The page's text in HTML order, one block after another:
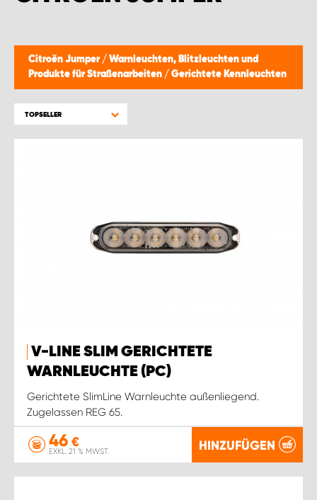
Citroën Jumper / Warnleuchten, Blitzleuchten und
Produkte für Straßenarbeiten / Gerichtete Kennleuchten
TOPSELLER
V-LINE SLIM GERICHTETE
WARNLEUCHTE (PC)
Gerichtete SlimLine Warnleuchte außenliegend.
Zugelassen REG 65.
46 €
EXKL. 21 % MWST. HINZUFÜGEN
WORK SYSTEM BRÜSSEL
WORK SYSTEM LIMBURG-KEMPEN
WORK SYSTEM WORK SYSTEM BRÜGGE